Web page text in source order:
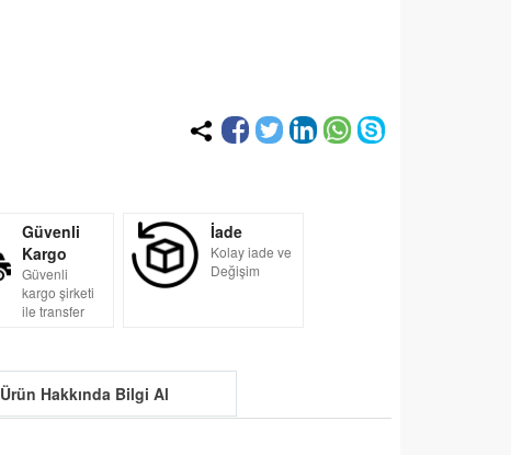
Güvenli
Kargo
Güvenli
kargo şirketi
ile transfer
İade
Kolay iade ve
Değişim
Ürün Hakkında Bilgi Al